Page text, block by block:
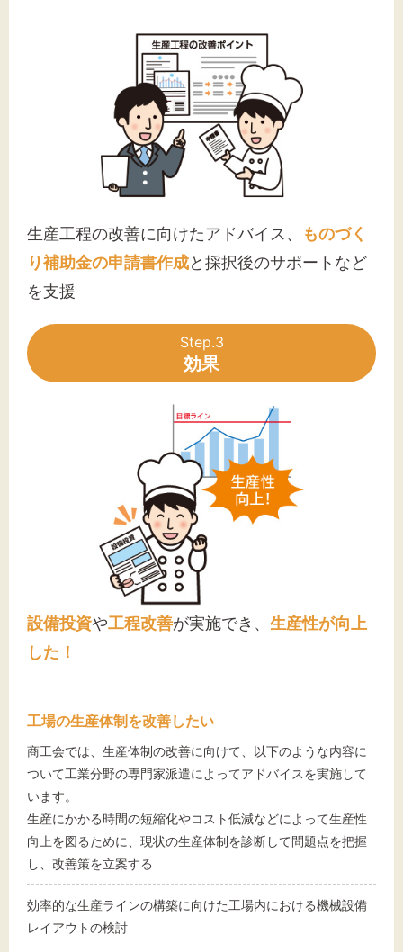
生産工程の改善に向けたアドバイス、
ものづく
り補助金の申請書作成と採択後のサポートなど
を支援
Step.3
効果
設備投資や工程改善が実施でき、 生産性が向上
した！
工場の生産体制を改善したい
商工会では、生産体制の改善に向けて、以下のような内容に
ついて工業分野の専門家派遣によってアドバイスを実施して
います。
生産にかかる時間の短縮化やコスト低減などによって生産性
向上を図るために、現状の生産体制を診断して問題点を把握
し、改善策を立案する
効率的な生産ラインの構築に向けた工場内における機械設備
レイアウトの検討